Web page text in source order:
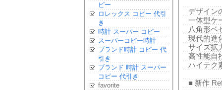
デザイン
一体型ケ
八角形ベ
現代的進
サイズ拡
高性能自
ハイテク
■ 新作
ピー
ロレックス コピー 代引
き
時計 スーパー コピー
スーパーコピー時計
ブランド時計 コピー 代
引き
ブランド 時計 スーパー
コピー 代引き
favorite